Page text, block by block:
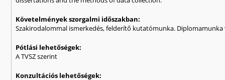
Követelmények szorgalmi időszakban:
Szakirodalommal ismerkedés, felderítő kutatómunka. Diplomamunka
Pótlási lehetőségek:
A TVSZ szerint
Konzultációs lehetőségek: